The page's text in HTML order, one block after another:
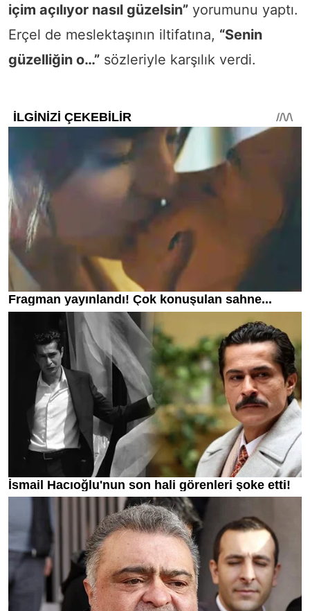
içim açılıyor nasıl güzelsin” yorumunu yaptı.
Erçel de meslektaşının iltifatına, “Senin
güzelliğin o…” sözleriyle karşılık verdi.